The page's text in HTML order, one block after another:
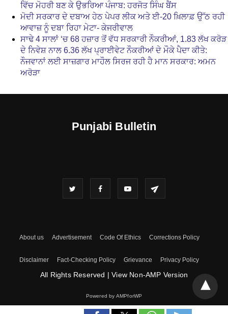
ਵਿੱਚ ਮੋਹਰੀ ਬਣ ਕੇ ਉਭਰਿਆ ਪੰਜਾਬ: ਹਰਜੋਤ ਸਿੰਘ ਬੈਂਸ
ਮੋਦੀ ਸਰਕਾਰ ਦੇ ਦਬਾਅ ਹੇਠ ਪੇਪਰ ਲੀਕ ਅਤੇ ਈ-20 ਖ਼ਿਲਾਫ਼ ਉੱਠ ਰਹੀ
ਆਵਾਜ਼ ਨੂੰ ਦਬਾ ਰਿਹਾ ਮੇਟਾ- ਕੇਜਰੀਵਾਲ
ਸਾਢੇ 4 ਸਾਲਾਂ ‘ਚ 68 ਹਜ਼ਾਰ ਤੋਂ ਵੱਧ ਸਰਕਾਰੀ ਨੌਕਰੀਆਂ, 1.83 ਲੱਖ ਕਰੋੜ
ਦੇ ਨਿਵੇਸ਼ ਨਾਲ 6.36 ਲੱਖ ਪ੍ਰਾਈਵੇਟ ਨੌਕਰੀਆਂ ਦੇ ਮੌਕੇ ਪੈਦਾ ਕੀਤੇ:
ਨੌਜਵਾਨਾਂ ਲਈ ਸਾਜ਼ਗਾਰ ਮਾਹੌਲ ਸਿਰਜ ਰਹੀ ਹੈ ਮਾਨ ਸਰਕਾਰ: ਅਮਨ
ਅਰੋੜਾ
Punjabi Bulletin
About us Advertisement Code Of Ethics Corrections Policy
Disclaimer Fact-Checking Policy Grievance Privacy Policy
All Rights Reserved | View Non-AMP Version
Powered by AMPforWP